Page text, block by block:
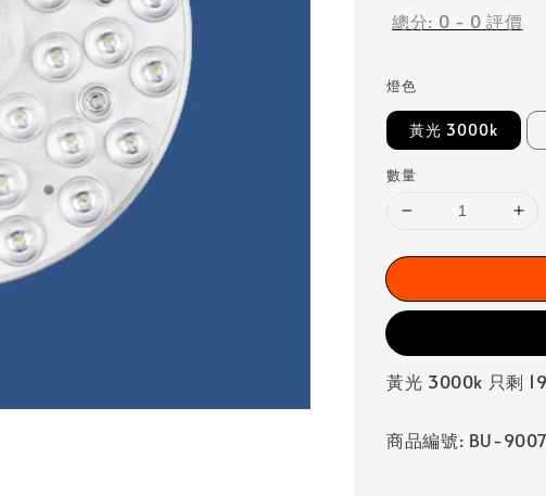
總分: 0 - 0 評價
燈色
黃光 3000k
數量
黃光 3000k 只剩
商品編號: BU-